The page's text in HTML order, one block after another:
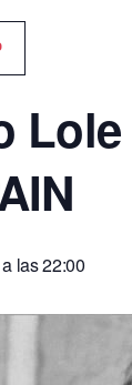
Lole
las 22:00